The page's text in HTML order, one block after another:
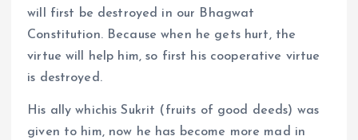
will first be destroyed in our Bhagwat
Constitution. Because when he gets hurt, the
virtue will help him, so first his cooperative virtue
is destroyed.
His ally whichis Sukrit (fruits of good deeds) was
given to him, now he has become more mad in